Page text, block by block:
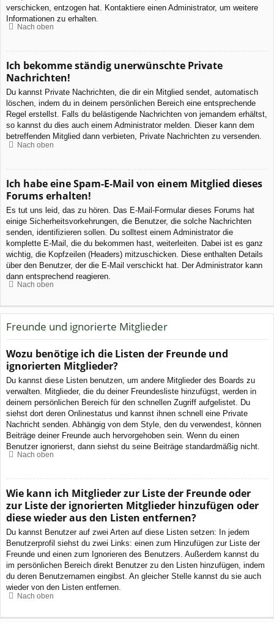
verschicken, entzogen hat. Kontaktiere einen Administrator, um weitere
Informationen zu erhalten.
Nach oben
Ich bekomme ständig unerwünschte Private
Nachrichten!
Du kannst Private Nachrichten, die dir ein Mitglied sendet, automatisch
löschen, indem du in deinem persönlichen Bereich eine entsprechende
Regel erstellst. Falls du belästigende Nachrichten von jemandem erhältst,
so kannst du dies auch einem Administrator melden. Dieser kann dem
betreffenden Mitglied dann verbieten, Private Nachrichten zu versenden.
Nach oben
Ich habe eine Spam-E-Mail von einem Mitglied dieses
Forums erhalten!
Es tut uns leid, das zu hören. Das E-Mail-Formular dieses Forums hat
einige Sicherheitsvorkehrungen, die Benutzer, die solche Nachrichten
senden, identifizieren sollen. Du solltest einem Administrator die
komplette E-Mail, die du bekommen hast, weiterleiten. Dabei ist es ganz
wichtig, die Kopfzeilen (Headers) mitzuschicken. Diese enthalten Details
über den Benutzer, der die E-Mail verschickt hat. Der Administrator kann
dann entsprechend reagieren.
Nach oben
Freunde und ignorierte Mitglieder
Wozu benötige ich die Listen der Freunde und
ignorierten Mitglieder?
Du kannst diese Listen benutzen, um andere Mitglieder des Boards zu
verwalten. Mitglieder, die du deiner Freundesliste hinzufügst, werden in
deinem persönlichen Bereich für den schnellen Zugriff aufgelistet. Du
siehst dort deren Onlinestatus und kannst ihnen schnell eine Private
Nachricht senden. Abhängig von dem Style, den du verwendest, können
Beiträge deiner Freunde auch hervorgehoben sein. Wenn du einen
Benutzer ignorierst, dann siehst du seine Beiträge standardmäßig nicht.
Nach oben
Wie kann ich Mitglieder zur Liste der Freunde oder
zur Liste der ignorierten Mitglieder hinzufügen oder
diese wieder aus den Listen entfernen?
Du kannst Benutzer auf zwei Arten auf diese Listen setzen: In jedem
Benutzerprofil siehst du zwei Links: einen zum Hinzufügen zur Liste der
Freunde und einen zum Ignorieren des Benutzers. Außerdem kannst du
im persönlichen Bereich direkt Benutzer zu den Listen hinzufügen, indem
du deren Benutzernamen eingibst. An gleicher Stelle kannst du sie auch
wieder von den Listen entfernen.
Nach oben